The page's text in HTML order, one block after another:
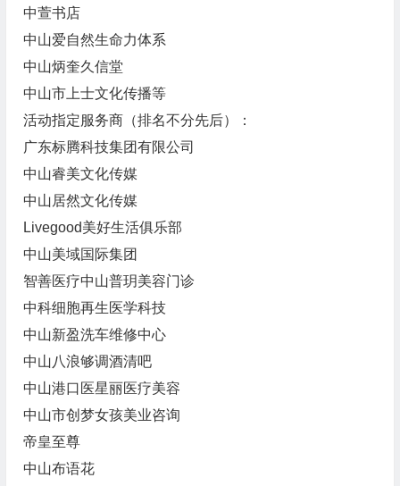
中萱书店
中山爱自然生命力体系
中山炳奎久信堂
中山市上士文化传播等
活动指定服务商（排名不分先后）：
广东标腾科技集团有限公司
中山睿美文化传媒
中山居然文化传媒
Livegood美好生活俱乐部
中山美域国际集团
智善医疗中山普玥美容门诊
中科细胞再生医学科技
中山新盈洗车维修中心
中山八浪够调酒清吧
中山港口医星丽医疗美容
中山市创梦女孩美业咨询
帝皇至尊
中山布语花